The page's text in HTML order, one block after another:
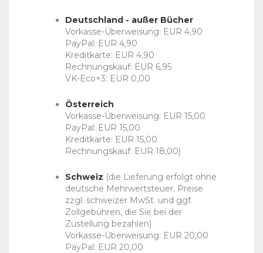
Deutschland - außer Bücher
Vorkasse-Überweisung: EUR 4,90
PayPal: EUR 4,90
Kreditkarte: EUR 4,90
Rechnungskauf: EUR 6,95
VK-Eco+3: EUR 0,00
Österreich
Vorkasse-Überweisung: EUR 15,00
PayPal: EUR 15,00
Kreditkarte: EUR 15,00
Rechnungskauf: EUR 18,00)
Schweiz (die Lieferung erfolgt ohne
deutsche Mehrwertsteuer. Preise
zzgl. schweizer MwSt. und ggf.
Zollgebühren, die Sie bei der
Zustellung bezahlen)
Vorkasse-Überweisung: EUR 20,00
PayPal: EUR 20,00